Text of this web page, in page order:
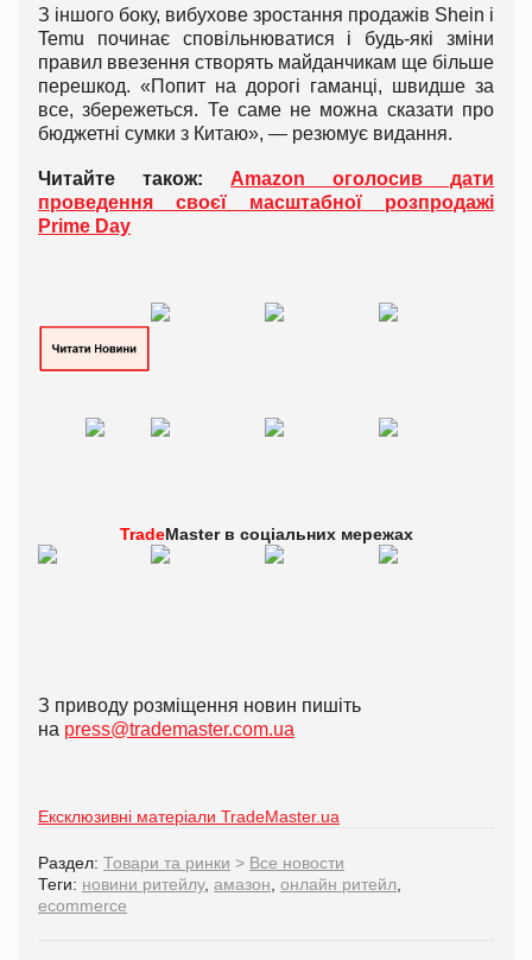
З іншого боку, вибухове зростання продажів Shein і
Temu починає сповільнюватися і будь-які зміни
правил ввезення створять майданчикам ще більше
перешкод. «Попит на дорогі гаманці, швидше за
все, збережеться. Те саме не можна сказати про
бюджетні сумки з Китаю», — резюмує видання.
Читайте також: Amazon оголосив дати
проведення своєї масштабної розпродажі
Prime Day
TradeMaster в соціальних мережах
З приводу розміщення новин пишіть
на press@trademaster.com.ua
Ексклюзивні матеріали TradeMaster.ua
Раздел: Товари та ринки > Все новости
Теги: новини ритейлу, амазон онлайн ритейл
ecommerce